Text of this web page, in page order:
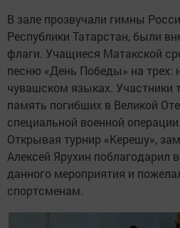
В зале прозвучали гимны
Республики Татарстан, были
флаги. Учащиеся Матакской
песню «День Победы» на трех:
чувашском языках. Участники
память погибших в Великой
специальной военной
Открывая турнир «Керешу»,
Алексей Ярухин поблагодарил
данного мероприятия и
спортсменам.